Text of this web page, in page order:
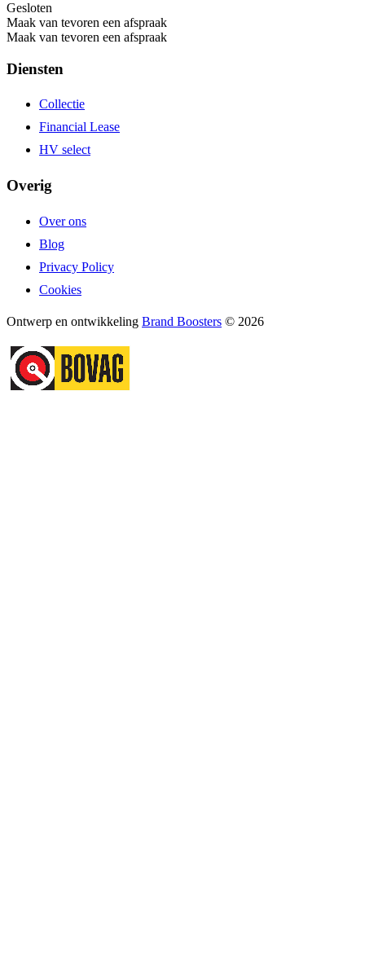
Gesloten
Maak van tevoren een afspraak
Maak van tevoren een afspraak
Diensten
Collectie
Financial Lease
HV select
Overig
Over ons
Blog
Privacy Policy
Cookies
Ontwerp en ontwikkeling Brand Boosters © 2026